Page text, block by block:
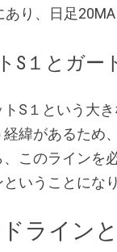
り、日足
S１とガ
S１という大
緯があるため
このラインを
いうことになり
ライン